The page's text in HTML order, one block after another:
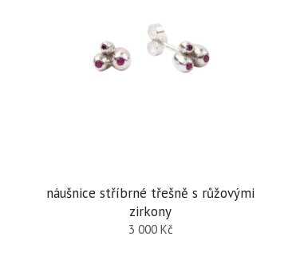
náušnice stříbrné třešně s růžovými
zirkony
3 000 Kč